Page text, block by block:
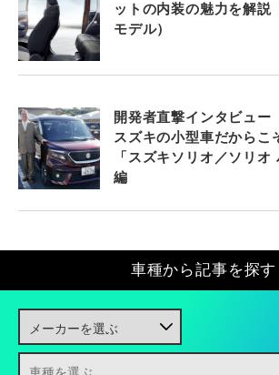
ットの内装の魅力を解説
モデル）
開発者直撃インタビュ
スズキの小型車だからこ
「スズキソリオ／ソリオ
編
車種から記事を探す